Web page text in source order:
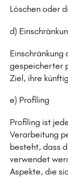
Löschen oder
d)
gespeicherter
Ziel, ihre
e) Profiling
Profiling ist
Verarbeitung
besteht, dass
verwendet
Aspekte, die